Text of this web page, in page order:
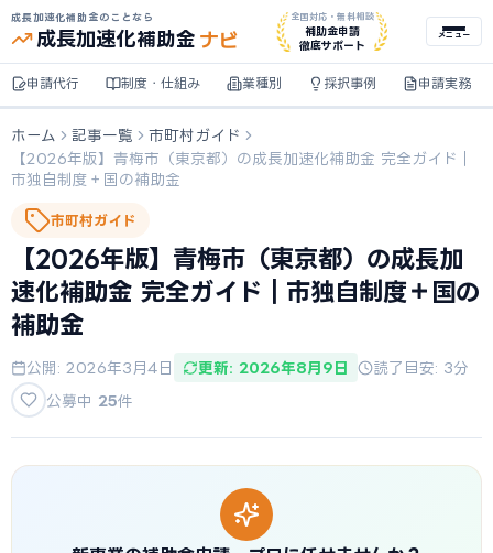
成長加速化補助金のことなら
成長加速化補助金 ナビ
全国対応・無料相談
補助金申請
徹底サポート
メニュー
申請代行 制度・仕組み 業種別 採択事例 申請実務
ホーム 記事一覧
市町村ガイド
【2026年版】青梅市（東京都）の成長加速化補助金 完全ガイド｜
市独自制度＋国の補助金
市町村ガイド
【2026年版】青梅市（東京都）の成長加
速化補助金 完全ガイド｜市独自制度＋国の
補助金
公開: 2026年3月4日 更新: 2026年8月9日
読了目安: 3分
公募中 25件